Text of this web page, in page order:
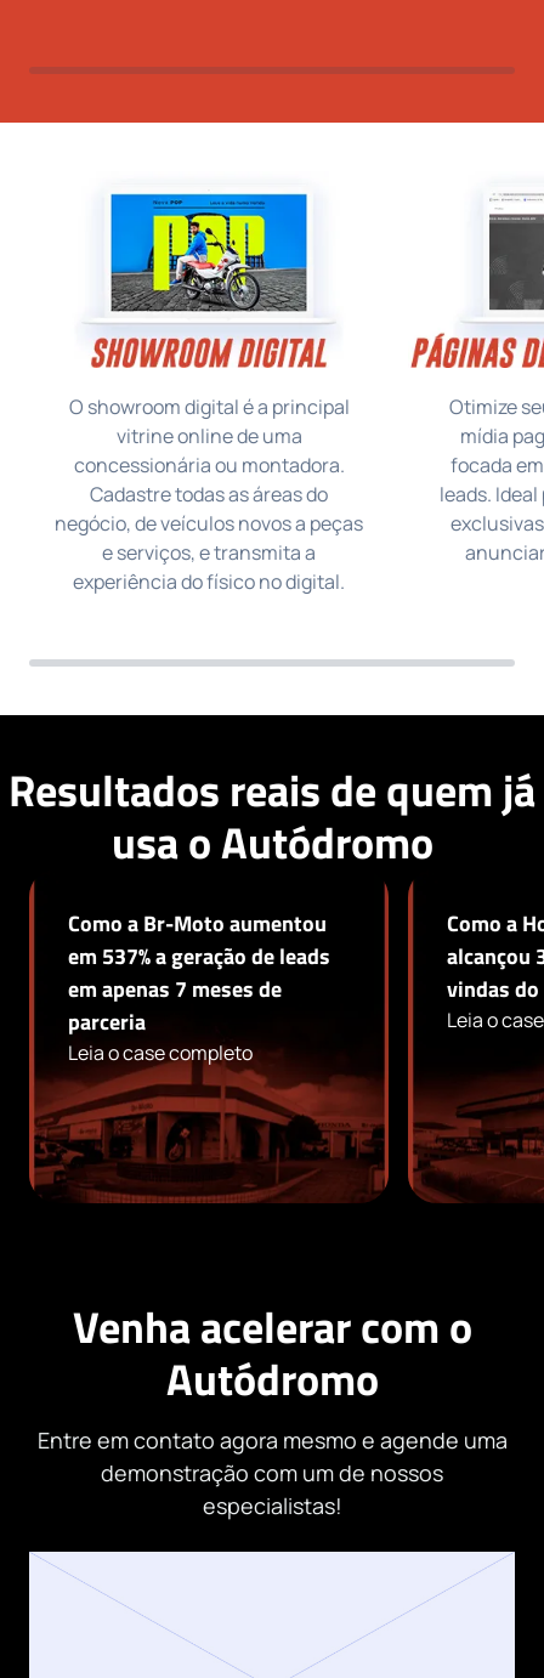
O showroom digital é a principal
vitrine online de uma
concessionária ou montadora.
Cadastre todas as áreas do
negócio, de veículos novos a peças
e serviços, e transmita a
experiência do físico no digital.
Otimize
mídia
focada
leads.
Resultados reais de quem já
usa o Autódromo
Como a Br-Moto aumentou
em 537% a geração de leads
em apenas 7 meses de
parceria
Leia o case completo
Como a
alcançou
vindas
Leia o
Venha acelerar com o
Autódromo
Entre em contato agora mesmo e agende uma
demonstração com um de nossos
especialistas!